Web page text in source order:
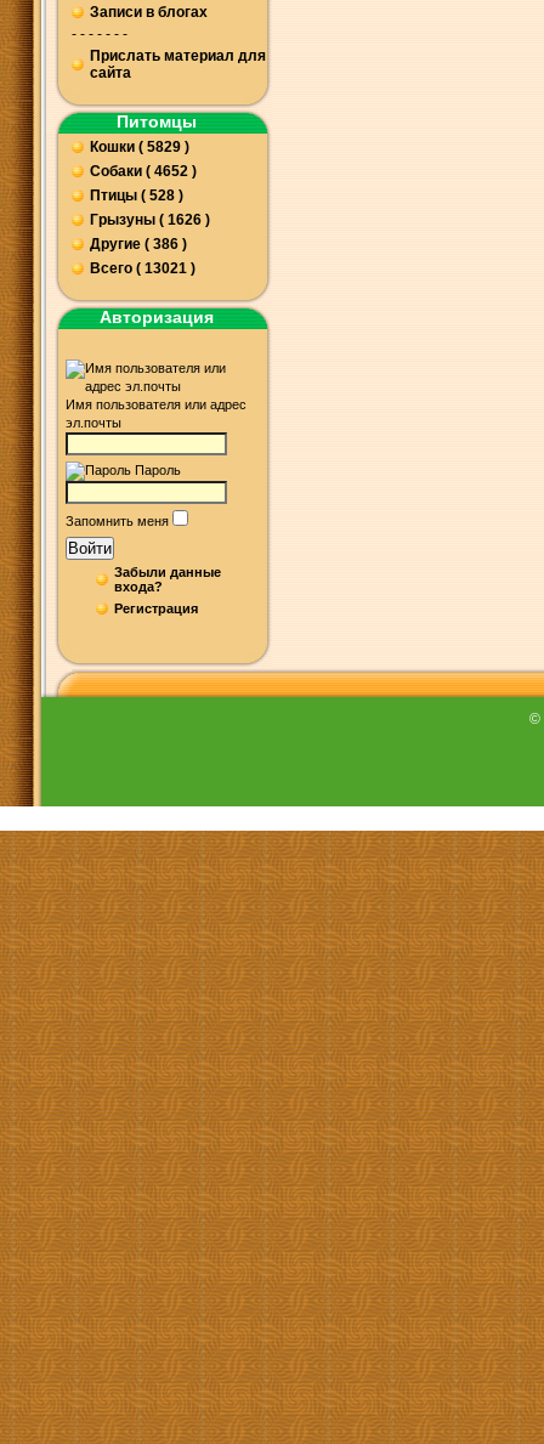
Записи в блогах
- - - - - - -
Прислать материал для
сайта
Питомцы
Кошки ( 5829 )
Собаки ( 4652 )
Птицы ( 528 )
Грызуны ( 1626 )
Другие ( 386 )
Всего ( 13021 )
Авторизация
Имя пользователя или адрес
эл.почты
Пароль
Запомнить меня
Войти
Забыли данные
входа?
Регистрация
©